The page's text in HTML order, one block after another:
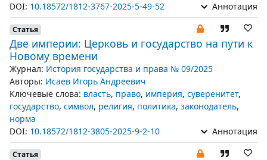
DOI: 10.18572/1812-3767-2025-5-49-52 Аннотация
Статья
Две империи: Церковь и государство на пути к
Новому времени
Журнал: История государства и права № 09/2025
Авторы: Исаев Игорь Андреевич
Ключевые слова: власть, право, империя, суверенитет,
государство, символ, религия, политика, законодатель,
норма
DOI: 10.18572/1812-3805-2025-9-2-10 Аннотация
Статья